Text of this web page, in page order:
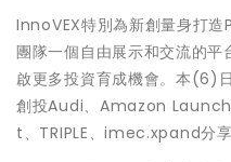
InnoVEX特別為新創量身打
團隊一個自由展示和交流的
啟更多投資育成機會。本(6)
創投Audi、Amazon
t、TRIPLE、imec.xpand分